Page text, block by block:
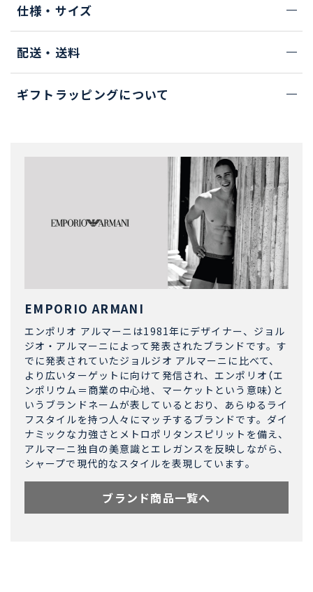
仕様・サイズ
配送・送料
ギフトラッピングについて
EMPORIO ARMANI
エンポリオ アルマーニは1981年にデザイナー、ジョル
ジオ・アルマーニによって発表されたブランドです。す
でに発表されていたジョルジオ アルマーニに比べて、
より広いターゲットに向けて発信され、エンポリオ（エ
ンポリウム＝商業の中心地、マーケットという意味）と
いうブランドネームが表しているとおり、あらゆるライ
フスタイルを持つ人々にマッチするブランドです。ダイ
ナミックな力強さとメトロポリタンスピリットを備え、
アルマーニ独自の美意識とエレガンスを反映しながら、
シャープで現代的なスタイルを表現しています。
ブランド商品一覧へ